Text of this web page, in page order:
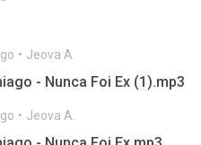
Jeova A.
- Nunca Foi Ex (1).mp3
Jeova A.